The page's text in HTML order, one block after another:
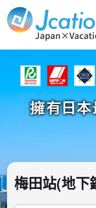
Jcation 以您想要
梅田站(地下